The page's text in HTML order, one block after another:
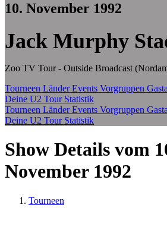
10. November 1992
Jack Murphy
Zoo TV Tour - Outside Broadcast
Tourneen LänderEvents Vorgruppen
Deine U2 Tour Statistik
Tourneen LänderEvents Vorgruppen
Deine U2 Tour Statistik
Show Details vom
November 1992
Tourneen